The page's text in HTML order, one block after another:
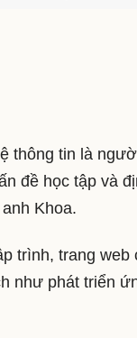
thông tin là
đề học tập và
Khoa.
trình, trang
như phát triển